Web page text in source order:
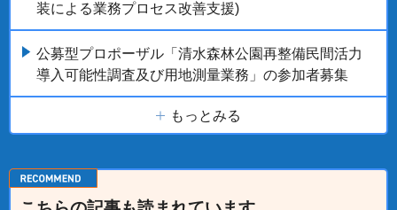
装による業務プロセス改善支援)
公募型プロポーザル「清水森林公園再整備民間活力
導入可能性調査及び用地測量業務」の参加者募集
もっとみる